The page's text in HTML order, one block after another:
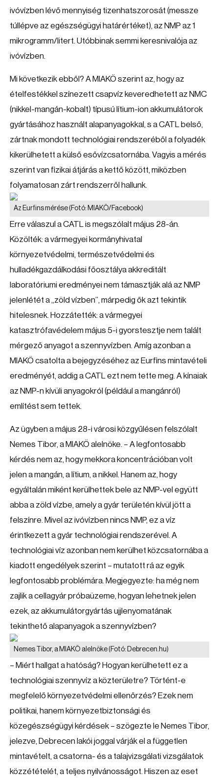
ivóvízben lévő mennyiség tizenhatszorosát (messze
túllépve az egészségügyi határértéket), az NMP az 1
mikrogramm/litert. Utóbbinak semmi keresnivalója az
ivóvízben.
Mi következik ebből? A MIAKÖ szerint az, hogy az
ételfestékkel színezett csapvíz keveredhetett az NMC
(nikkel-mangán-kobalt) típusú lítium-ion akkumulátorok
gyártásához használt alapanyagokkal, s a CATL belső,
zártnak mondott technológiai rendszeréből a folyadék
kikerülhetett a külső esővízcsatornába. Vagyis a mérés
szerint van fizikai átjárás a kettő között, miközben
folyamatosan zárt rendszerről hallunk.
Az Eurfins mérése(Fotó: MIAKÖ/Facebook)
Erre válaszul a CATL is megszólalt május 28-án.
Közölték: a vármegyei kormányhivatal
környezetvédelmi, természetvédelmi és
hulladékgazdálkodási főosztálya akkreditált
laboratóriumi eredményei nem támasztják alá az NMP
jelenlétét a „zöld vízben”, márpedig ők azt tekintik
hitelesnek. Hozzátették: a vármegyei
katasztrófavédelem május 5-i gyorstesztje nem talált
mérgező anyagot a szennyvízben. Amíg azonban a
MIAKÖ csatolta a bejegyzéséhez az Eurfins mintavételi
eredményét, addig a CATL ezt nem tette meg. A kínaiak
az NMP-n kívüli anyagokról (például a mangánról)
említést sem tettek.
Az ügyben a május 28-i városi közgyűlésen felszólalt
Nemes Tibor, a MIAKÖ alelnöke. – A legfontosabb
kérdés nem az, hogy mekkora koncentrációban volt
jelen a mangán, a lítium, a nikkel. Hanem az, hogy
egyáltalán miként kerülhettek bele az NMP-vel együtt
abba a zöld vízbe, amely a gyár területén kívül jött a
felszínre. Mivel az ivóvízben nincs NMP, ez a víz
érintkezett a gyár technológiai rendszerével. A
technológiai víz azonban nem kerülhet közcsatornába a
kiadott engedélyek szerint – mutatott rá az egyik
legfontosabb problémára. Megjegyezte: ha még nem
zajlik a cellagyár próbaüzeme, hogyan lehetnek jelen
ezek, az akkumulátorgyártás ujjlenyomatának
tekinthető alapanyagok a szennyvízben?
Nemes Tibor, a MIAKÖ alelnöke(Fotó: Debrecen.hu)
– Miért hallgat a hatóság? Hogyan kerülhetett ez a
technológiai szennyvíz a közterületre? Történt-e
megfelelő környezetvédelmi ellenőrzés? Ezek nem
politikai, hanem környezetbiztonsági és
közegészségügyi kérdések – szögezte le Nemes Tibor,
jelezve, Debrecen lakói joggal várják el a független
mintavételt, a csatorna- és a talajvizsgálati vizsgálatok
közzétételét, a teljes nyilvánosságot. Hiszen az eset